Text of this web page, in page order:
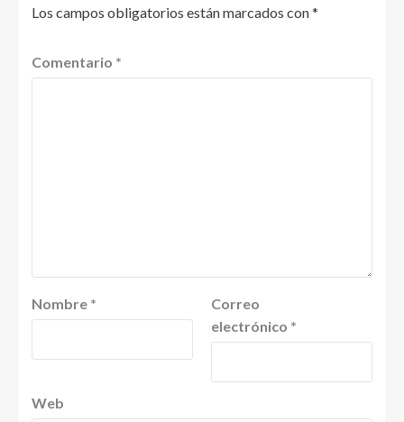
Los campos obligatorios están marcados con*
Comentario *
Nombre *
Correo
electrónico *
Web